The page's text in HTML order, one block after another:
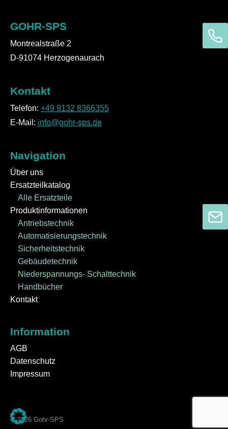
GOHR-SPS
Montrealstraße 2
D-91074 Herzogenaurach
Kontakt
Telefon: +49 9132 8366355
E-Mail: info@gohr-sps.de
Navigation
Über uns
Ersatzteilkatalog
Alle Ersatzteile
Produktinformationen
Antriebstechnik
Automatisierungstechnik
Sicherheitstechnik
Gebäudetechnik
Niederspannungs- Schalttechnik
Handbücher
Kontakt
Information
AGB
Datenschutz
Impressum
© 2026 Gohr-SPS